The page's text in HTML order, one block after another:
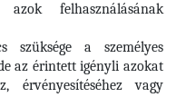
felhasználásának
szüksége a személyes
az érintett igényli azokat
érvényesítéséhez vagy